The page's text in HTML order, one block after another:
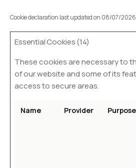
Cookie declaration last updated on 08/07/
Essential Cookies (14)
These cookies are necessary to
of our website and some of its
access to secure areas.
Name Provider Purpose